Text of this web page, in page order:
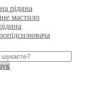
рідина
мастило